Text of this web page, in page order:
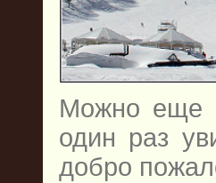
Можно еще
один раз
добро